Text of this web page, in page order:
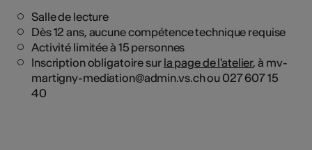
Salle de lecture
Dès 12 ans, aucune compétence technique requise
Activité limitée à 15 personnes
Inscription obligatoire sur la page de l'atelier, à mv-
martigny-mediation@admin.vs.ch ou 027 607 15
40